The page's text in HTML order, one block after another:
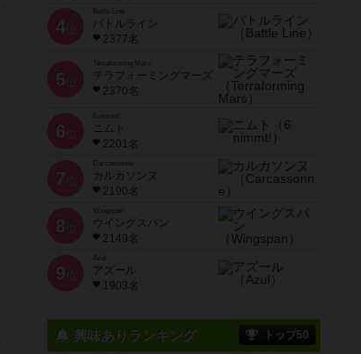
4位
Battle Line
バトルライン
2377名
5 位
Terraforming Mars
テラフォーミングマーズ
2370名
6 位
ニムト
2201名
7 位
Carcassonne
カルカソンヌ
2190名
8 位
Wingspan
ウイングスパン
2149名
9 位
Azul
アズール
1903名
興味ありランキング トップ50